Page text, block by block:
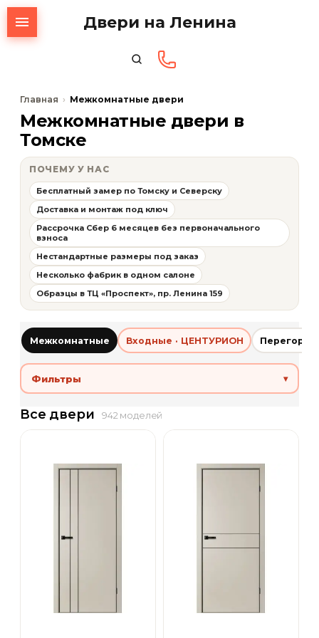
Двери на Ленина
Главная Межкомнатные двери
Межкомнатные двери в
Томске
ПОЧЕМУ У НАС
Бесплатный замер по Томску и Северску
Доставка и монтаж под ключ
Рассрочка Сбер 6 месяцев без первоначального
взноса
Нестандартные размеры под заказ
Несколько фабрик в одном салоне
Образцы в ТЦ «Проспект», пр. Ленина 159
Межкомнатные Входные · ЦЕНТУРИОН
Фильтры ▾
Все двери 942 моделей